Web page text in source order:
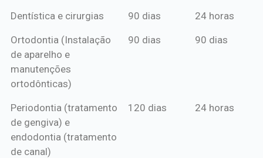
Dentística e cirurgias 90 dias 24 horas
Ortodontia (Instalação
de aparelho e
manutenções
ortodônticas)
90 dias 90 dias
Periodontia (tratamento
de gengiva) e
endodontia (tratamento
de canal)
120 dias 24 horas